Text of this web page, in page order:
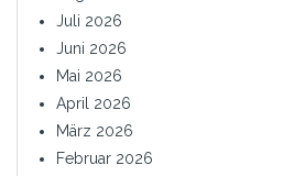
Juli 2026
Juni 2026
Mai 2026
April 2026
März 2026
Februar 2026